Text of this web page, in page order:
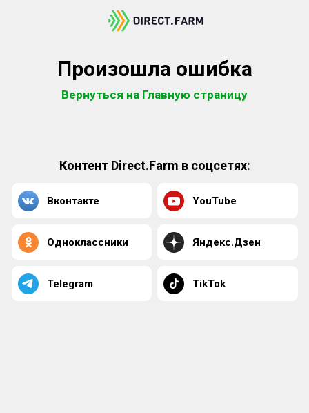
Произошла ошибка
Вернуться на Главную страницу
Контент Direct.Farm в соцсетях:
Вконтакте YouTube
Одноклассники Яндекс.Дзен
Telegram TikTok